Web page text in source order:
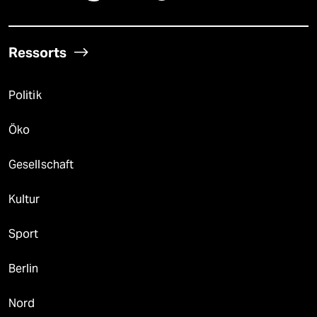
Ressorts
Politik
Öko
Gesellschaft
Kultur
Sport
Berlin
Nord